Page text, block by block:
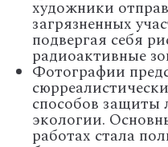
художники
загрязненных
подвергая себя
радиоактивные
Фотографии
способов защиты
экологии.
работах стала